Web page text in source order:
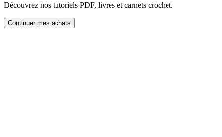
Découvrez nos tutoriels PDF, livres et carnets crochet.
Continuer mes achats